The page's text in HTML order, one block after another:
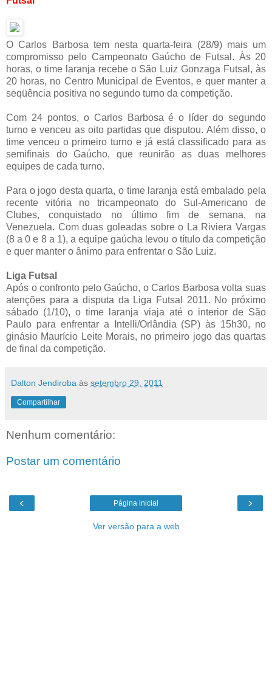
O Carlos Barbosa tem nesta quarta-feira (28/9) mais um
compromisso pelo Campeonato Gaúcho de Futsal. Às 20
horas, o time laranja recebe o São Luiz Gonzaga Futsal, às
20 horas, no Centro Municipal de Eventos, e quer manter a
seqüência positiva no segundo turno da competição.
Com 24 pontos, o Carlos Barbosa é o líder do segundo
turno e venceu as oito partidas que disputou. Além disso, o
time venceu o primeiro turno e já está classificado para as
semifinais do Gaúcho, que reunirão as duas melhores
equipes de cada turno.
Para o jogo desta quarta, o time laranja está embalado pela
recente vitória no tricampeonato do Sul-Americano de
Clubes, conquistado no último fim de semana, na
Venezuela. Com duas goleadas sobre o La Riviera Vargas
(8 a 0 e 8 a 1), a equipe gaúcha levou o título da competição
e quer manter o ânimo para enfrentar o São Luiz.
Liga Futsal
Após o confronto pelo Gaúcho, o Carlos Barbosa volta suas
atenções para a disputa da Liga Futsal 2011. No próximo
sábado (1/10), o time laranja viaja até o interior de São
Paulo para enfrentar a Intelli/Orlândia (SP) às 15h30, no
ginásio Maurício Leite Morais, no primeiro jogo das quartas
de final da competição.
Dalton Jendiroba às setembro 29, 2011
Compartilhar
Nenhum comentário:
Postar um comentário
‹ ›
Página inicial
Ver versão para a web